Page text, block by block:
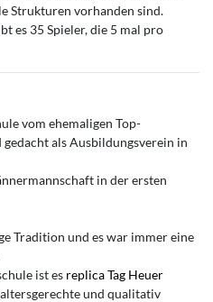
Strukturen vorhanden sind.
es 35 Spieler, die 5 mal pro
vom ehemaligen Top-
als Ausbildungsverein in
in der ersten
Tradition und es war immer eine
ist es replica Tag Heuer
und qualitativ